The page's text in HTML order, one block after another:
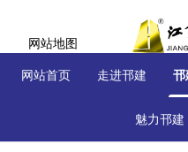
网站地图
网站首页 走进邗建 邗
魅力邗建